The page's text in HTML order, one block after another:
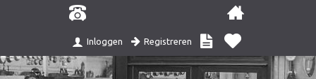
Inloggen Registreren